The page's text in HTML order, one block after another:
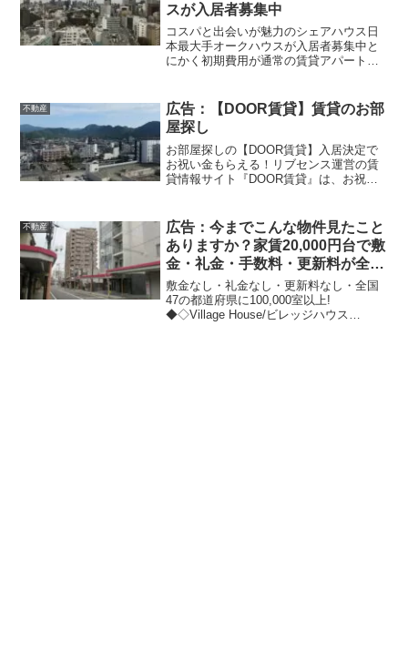
スが入居者募集中
コスパと出会いが魅力のシェアハウス日
本最大手オークハウスが入居者募集中と
にかく初期費用が通常の賃貸アパートと
ト接続料が込み。通常のアパートでは家
賃の6ヶ月分程度を最初に...
不動産
広告：【DOOR賃貸】賃貸のお部
屋探し
お部屋探しの【DOOR賃貸】入居決定で
お祝い金もらえる！リブセンス運営の賃
貸情報サイト『DOOR賃貸』は、お祝い
り、入居が決まると【最大10万円】のお
祝い金がもらえま...
不動産
広告：今までこんな物件見たこと
ありますか？家賃20,000円台で敷
金・礼金・手数料・更新料が全て
無料！ ビレッジハウス
敷金なし・礼金なし・更新料なし・全国
47の都道府県に100,000室以上!
◆◇Village House/ビレッジハウス